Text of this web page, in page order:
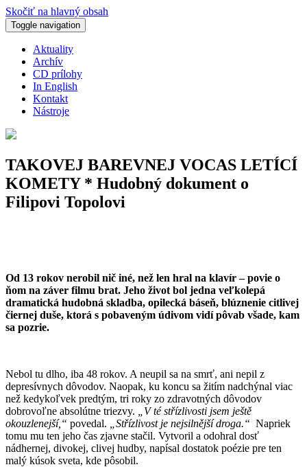
Skočiť na hlavný obsah
Toggle navigation
Aktuality
Archív
CD prílohy
In English
Kontakt
Nástroje
TAKOVEJ BAREVNEJ VOCAS LETÍCÍ
KOMETY * Hudobný dokument o
Filipovi Topolovi
Od 13 rokov nerobil nič iné, než len hral na klavír – povie o
ňom na záver filmu brat. Jeho život bol jedna veľkolepá
dramatická hudobná skladba, opilecká báseň, blúznenie citlivej
čiernej duše, ktorá s pobaveným údivom vidí pôvab všade, kam
sa pozrie.
Nebol tu dlho, iba 48 rokov. A neupil sa na smrť, ani nepil z
depresívnych dôvodov. Naopak, ku koncu sa žitím nadchýnal viac
než kedykoľvek predtým, tri roky zo zdravotných dôvodov
dobrovoľne absolútne triezvy.
„V té střízlivosti jsem ještě
okouzlenejší,“ povedal. „Střízlivost je nejsilnější droga.“ Napriek
tomu mu ten jeho čas zjavne stačil. Vytvoril a odohral dosť
nádhernej, divokej, clivej hudby, napísal dostatok poézie pre ten
malý kúsok sveta, kde pôsobil.